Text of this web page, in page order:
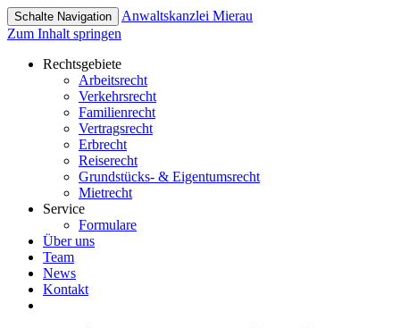
Schalte Navigation Anwaltskanzlei Mierau
Zum Inhalt springen
Rechtsgebiete
Arbeitsrecht
Verkehrsrecht
Familienrecht
Vertragsrecht
Erbrecht
Reiserecht
Grundstücks- & Eigentumsrecht
Mietrecht
Service
Formulare
Über uns
Team
News
Kontakt